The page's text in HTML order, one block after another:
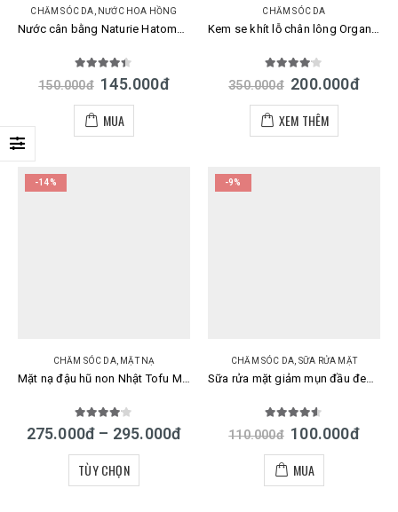
CHĂM SÓC DA, NƯỚC HOA HỒNG
Nước cân bằng Naturie Hatomugi Skin Conditioner 500ml Nhật
out of 5
150.000đ 145.000đ
MUA
CHĂM SÓC DA
Kem se khít lỗ chân lông Organic Rose Meishoku Conditioning Gel 90gr
out of 5
350.000đ 200.000đ
XEM THÊM
-14%
CHĂM SÓC DA, MẶT NẠ
4.00 out of 5
275.000đ – 295.000đ
TÙY CHỌN
-9%
CHĂM SÓC DA SỮA RỬA MẶT
out of 5
110.000đ 100.000đ
MUA